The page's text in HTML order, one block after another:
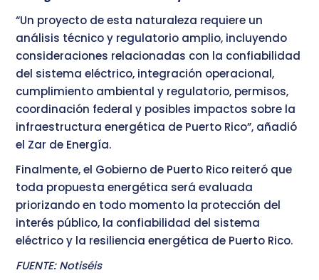
“Un proyecto de esta naturaleza requiere un
análisis técnico y regulatorio amplio, incluyendo
consideraciones relacionadas con la confiabilidad
del sistema eléctrico, integración operacional,
cumplimiento ambiental y regulatorio, permisos,
coordinación federal y posibles impactos sobre la
infraestructura energética de Puerto Rico”, añadió
el Zar de Energía.
Finalmente, el Gobierno de Puerto Rico reiteró que
toda propuesta energética será evaluada
priorizando en todo momento la protección del
interés público, la confiabilidad del sistema
eléctrico y la resiliencia energética de Puerto Rico.
FUENTE: Notiséis